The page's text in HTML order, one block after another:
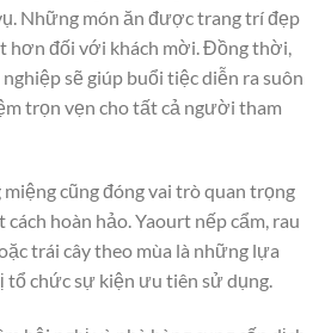
Những món ăn được trang trí đẹp
hơn đối với khách mời. Đồng thời,
sẽ giúp buổi tiệc diễn ra suôn
trọn vẹn cho tất cả người tham
miệng cũng đóng vai trò quan trọng
hoàn hảo. Yaourt nếp cẩm, rau
trái cây theo mùa là những lựa
chức sự kiện ưu tiên sử dụng.